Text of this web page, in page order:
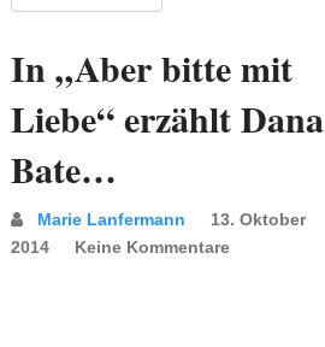
In „Aber bitte mit
Liebe“ erzählt Dana
Bate…
Marie Lanfermann
13. Oktober
2014
Keine Kommentare